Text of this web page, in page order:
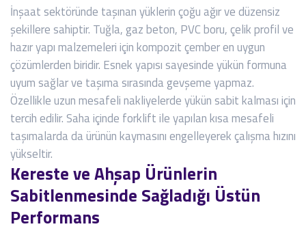
İnşaat sektöründe taşınan yüklerin çoğu ağır ve düzensiz
şekillere sahiptir. Tuğla, gaz beton, PVC boru, çelik profil ve
hazır yapı malzemeleri için kompozit çember en uygun
çözümlerden biridir. Esnek yapısı sayesinde yükün formuna
uyum sağlar ve taşıma sırasında gevşeme yapmaz.
Özellikle uzun mesafeli nakliyelerde yükün sabit kalması için
tercih edilir. Saha içinde forklift ile yapılan kısa mesafeli
taşımalarda da ürünün kaymasını engelleyerek çalışma hızını
yükseltir.
Kereste ve Ahşap Ürünlerin
Sabitlenmesinde Sağladığı Üstün
Performans